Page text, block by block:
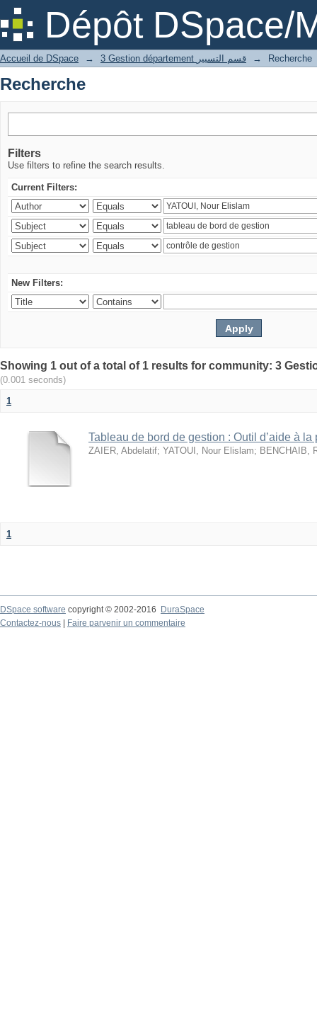
Dépôt DSpace/
Recherche
Accueil de DSpace → 3 Gestion département قسم التسيير → Recherche
Recherche
Filters
Use filters to refine the search results.
Current Filters:
New Filters:
(0.001 seconds)
1
Tableau de bord de gestion : Outil d’aide à
ZAIER, Abdelatif; YATOUI, Nour Elislam; BENCHAIB,
1
DSpace software copyright © 2002-2016
DuraSpace
Contactez-nous
Faire parvenir un commentaire